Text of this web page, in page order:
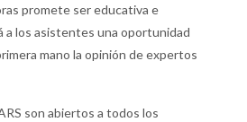
promete ser educativa e
a los asistentes una oportunidad
mano la opinión de expertos
son abiertos a todos los